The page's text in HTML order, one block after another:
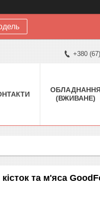
+380
(ВЖИВАНЕ)
та м'яса